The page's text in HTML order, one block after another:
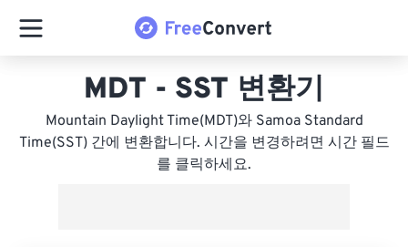
MDT - SST 변환기
Mountain Daylight Time(MDT)와 Samoa Standard
Time(SST) 간에 변환합니다. 시간을 변경하려면 시간 필드
를 클릭하세요.